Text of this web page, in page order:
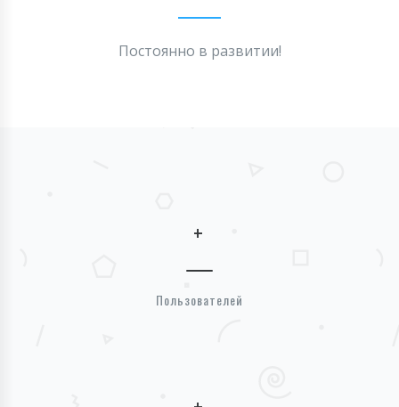
Постоянно в развитии!
+
Пользователей